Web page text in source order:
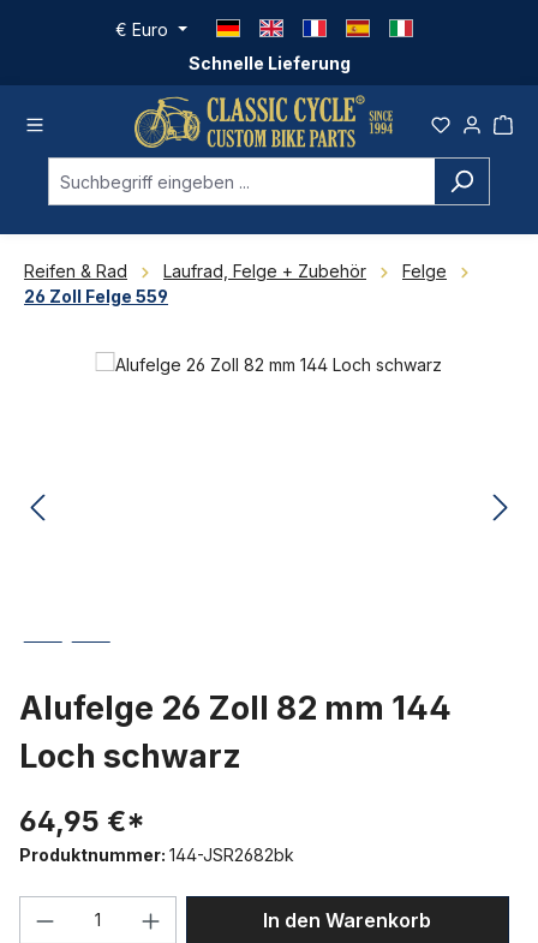
Zum Hauptinhalt springen
Schnelle Lieferung
€ Euro
Reifen & Rad Laufrad, Felge + Zubehör
Felge
26 Zoll Felge 559
Bildergalerie überspringen
Alufelge 26 Zoll 82 mm 144
Loch schwarz
64,95 €*
Produktnummer: 144-JSR2682bk
Produkt Anzahl: Gib den gewünschten
In den Warenkorb